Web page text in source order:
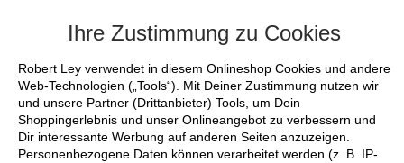
Ihre Zustimmung zu Cookies
Robert Ley verwendet in diesem Onlineshop Cookies und andere
Web-Technologien („Tools“). Mit Deiner Zustimmung nutzen wir
und unsere Partner (Drittanbieter) Tools, um Dein
Shoppingerlebnis und unser Onlineangebot zu verbessern und
Dir interessante Werbung auf anderen Seiten anzuzeigen.
Personenbezogene Daten können verarbeitet werden (z. B. IP-